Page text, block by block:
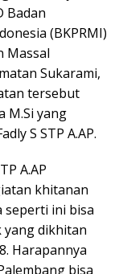
Badan
(BKPRMI)
Massal
Sukarami,
tersebut
M.Si yang
S STP A.AP.
A.AP
khitanan
seperti ini bisa
yang dikhitan
Harapannya
bisa